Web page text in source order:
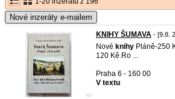
Nové inzeráty e-mailem
KNIHY ŠUMAVA - [9.8.
Nové knihy Pláně-250
120 Kě.Ro ...
Praha 6 - 160 00
V textu